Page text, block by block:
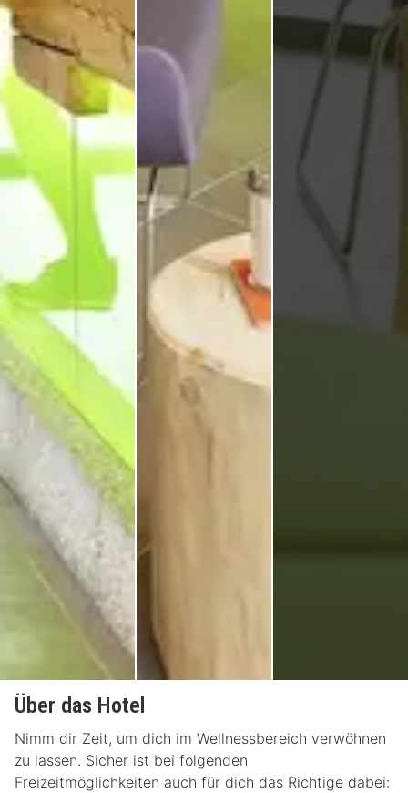
Über das Hotel
Nimm dir Zeit, um dich im Wellnessbereich verwöhnen
zu lassen. Sicher ist bei folgenden
Freizeitmöglichkeiten auch für dich das Richtige dabei: